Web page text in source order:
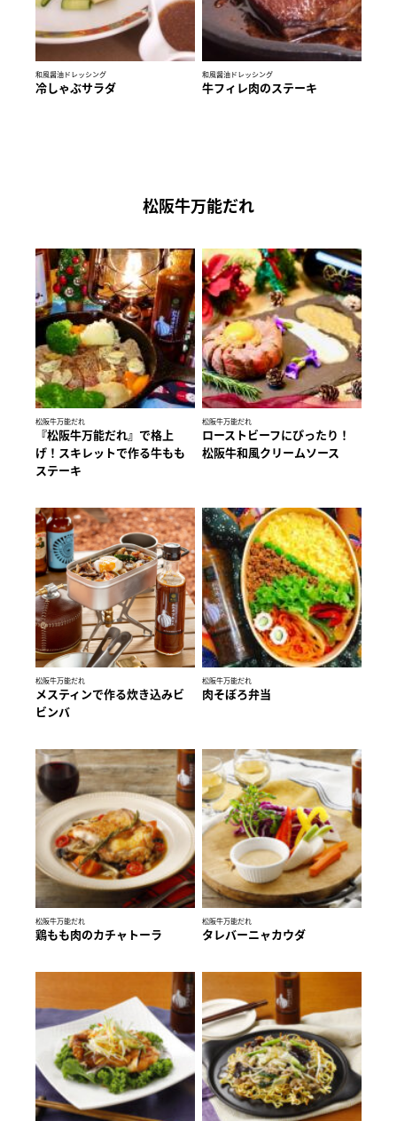
和風醤油ドレッシング
冷しゃぶサラダ
和風醤油ドレッシング
牛フィレ肉のステーキ
松阪牛万能だれ
松阪牛万能だれ
『松阪牛万能だれ』で格上
げ！スキレットで作る牛もも
ステーキ
松阪牛万能だれ
ローストビーフにぴったり！
松阪牛和風クリームソース
松阪牛万能だれ
メスティンで作る炊き込みビ
ビンバ
松阪牛万能だれ
肉そぼろ弁当
松阪牛万能だれ
鶏もも肉のカチャトーラ
松阪牛万能だれ
タレバーニャカウダ